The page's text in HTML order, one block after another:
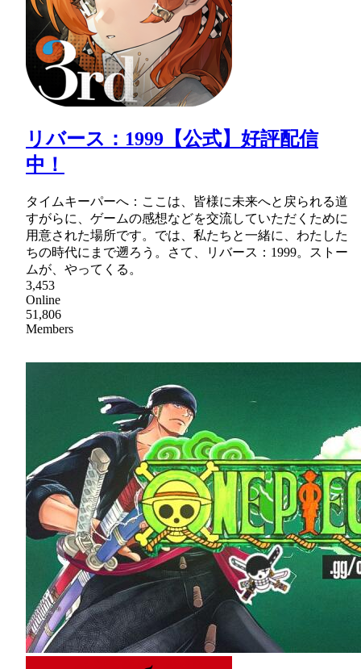
リバース：1999【公式】好評配信
中！
タイムキーパーへ：ここは、皆様に未来へと戻られる道
すがらに、ゲームの感想などを交流していただくために
用意された場所です。では、私たちと一緒に、わたした
ちの時代にまで遡ろう。さて、リバース：1999。ストー
ムが、やってくる。
3,453
Online
51,806
Members